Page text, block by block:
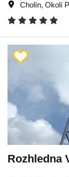
Cholín, Okolí
Rozhledna